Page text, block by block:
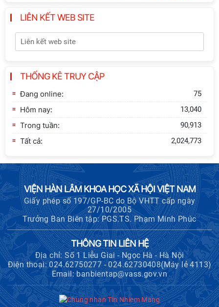
giai đoạn phát triển mới
Hội thảo khoa học quốc tế “Không
gian phát triển Việt Nam trong kỷ
và lựa chọn chính sách” sẽ diễn ra
vào thứ ba, ngày 28/7/2026
Hội nghị Lãnh đạo Viện Hàn lâm
Khoa học xã hội Việt Nam làm việc
với Ban Chủ nhiệm các Chương trình
khoa học và công nghệ trọng điểm
cấp Bộ
Thông báo bổ sung về việc tuyển
sinh đào tạo trình độ tiến sĩ đợt 1
năm 2026
Hội nghị Ban Chỉ đạo về dữ liệu Viện
Hàn lâm Khoa học xã hội Việt Nam
Hội thảo quốc tế "Không gian phát
triển Việt Nam trong kỷ nguyên mới:
Định hướng chiến lược và lựa chọn
chính sách”
LIÊN KẾT WEB SITE
THỐNG KÊ TRUY CẬP
Đang online: 75
Hôm nay: 13,040
Trong tuần: 90,913
Tất cả: 2,024,773
VIỆN HÀN LÂM KHOA HỌC XÃ HỘI VIỆT NAM
Giấy phép số 197/GP-BC do Bộ VHTT cấp ngày
27/10/2005
Trưởng Ban Biên tập: PGS.TS. Phạm Minh Phúc
THÔNG TIN LIÊN HỆ
Địa chỉ: Số 1 Liễu Giai - Ngọc Hà - Hà Nội
Điện thoại: 024.62750277 - 024.62730408(Máy lẻ 4113)
Email: banbientap@vass.gov.vn